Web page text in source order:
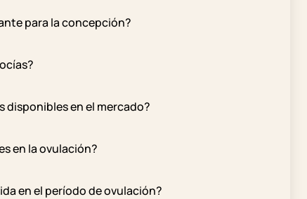
para la concepción?
disponibles en el mercado?
en la ovulación?
en el período de ovulación?